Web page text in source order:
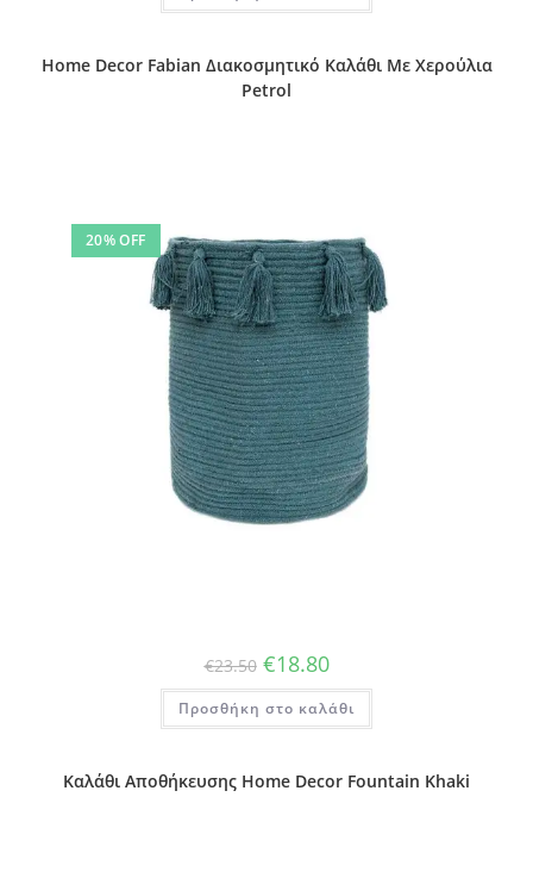
Home Decor Fabian Διακοσμητικό Καλάθι Με Χερούλια
Petrol
20% OFF
€23.50 Original
price
was:
€23.50.
€18.80Η
τρέχουσα
τιμή
είναι:
€18.80.
Προσθήκη στο καλάθι
Καλάθι Αποθήκευσης Home Decor Fountain Khaki